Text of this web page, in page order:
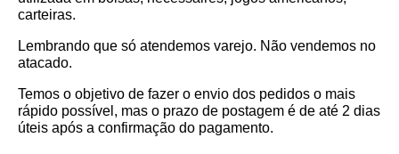
carteiras.
Lembrando que só atendemos varejo. Não vendemos no
atacado.
Temos o objetivo de fazer o envio dos pedidos o mais
rápido possível, mas o prazo de postagem é de até 2 dias
úteis após a confirmação do pagamento.